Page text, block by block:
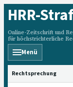
HRR-
Online-Zeitschrift und
für höchstrichterliche
Menü
HRRS durchsuchen